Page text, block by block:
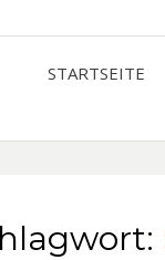
STARTSEITE